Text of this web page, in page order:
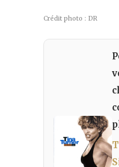
Crédit photo : DR